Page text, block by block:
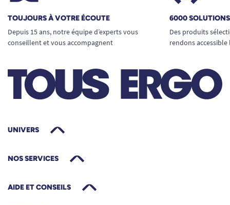
TOUJOURS À VOTRE ÉCOUTE
Depuis 15 ans, notre équipe d’experts vous
conseillent et vous accompagnent
6000
Des produits
rendons
UNIVERS
NOS SERVICES
AIDE ET CONSEILS